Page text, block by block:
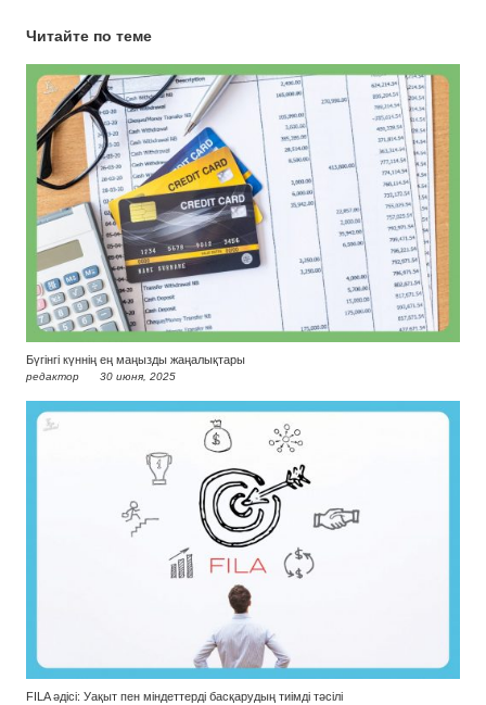
Читайте по теме
Бүгінгі күннің ең маңызды жаңалықтары
редактор 30 июня, 2025
FILA әдісі: Уақыт пен міндеттерді басқарудың тиімді тәсілі